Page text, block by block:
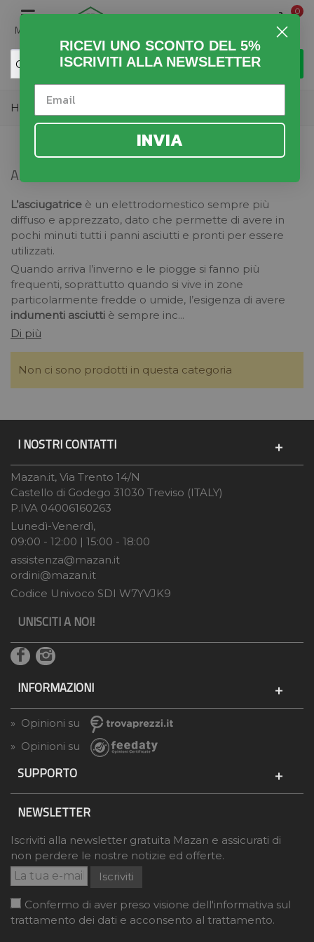
MENU
0
Home > Elettrodomestici Alta qualità
ASCIUGATRICI
L’asciugatrice è un elettrodomestico sempre più
diffuso e apprezzato, dato che permette di avere in
pochi minuti tutti i panni asciutti e pronti per essere
utilizzati.
Quando arriva l’inverno e le piogge si fanno più
frequenti, soprattutto quando si vive in zone
particolarmente fredde o umide, l’esigenza di avere
indumenti asciutti è sempre inc...
Di più
Non ci sono prodotti in questa categoria
I NOSTRI CONTATTI
Mazan.it, Via Trento 14/N
Castello di Godego 31030 Treviso (ITALY)
P.IVA 04006160263
Lunedì-Venerdì,
09:00 - 12:00 | 15:00 - 18:00
assistenza@mazan.it
ordini@mazan.it
Codice Univoco SDI W7YVJK9
UNISCITI A NOI!
INFORMAZIONI
» Opinioni su
» Opinioni su
SUPPORTO
NEWSLETTER
Iscriviti alla newsletter gratuita Mazan e assicurati di
non perdere le nostre notizie ed offerte.
Iscriviti
Confermo di aver preso visione dell'informativa sul
trattamento dei dati e acconsento al trattamento.
RICEVI UNO SCONTO DEL 5%
ISCRIVITI ALLA NEWSLETTER
INVIA